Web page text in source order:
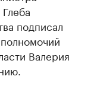
подписал
Валерия